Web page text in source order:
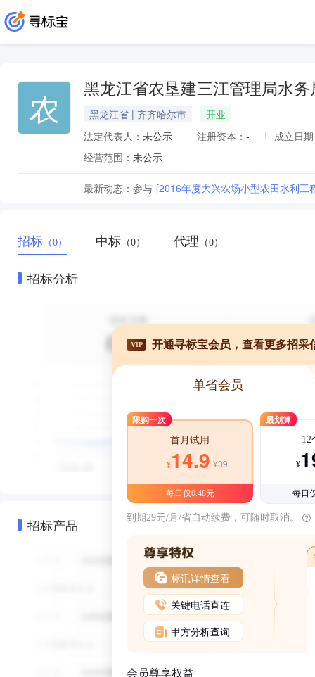
农 黑龙江省农垦建三江管理局水务
黑龙江省 | 齐齐哈尔市
开业
法定代表人： 未公示 注册资本： -
成立日
经营范围： 未公示
最新动态： 参与 [2016年度大兴农场小型农田水利工
招标 （0） 中标 （0） 代理 （0）
招标分析
招标产品
VIP 开通寻标宝会员，查看更多招采
单省会员
限购一次
首月试用
¥14.9 ¥39
每日仅0.48元
最划算
12
¥
每日
到期29元/月/省自动续费，可随时取消。
标讯详情查看
关键电话直连
甲方分析查询
会员尊享权益